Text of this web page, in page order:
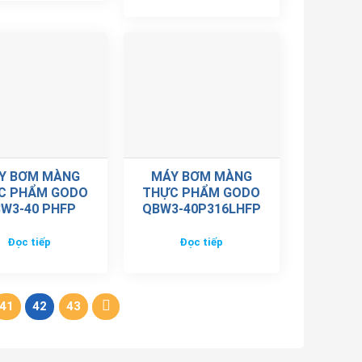
BƠM MÀNG
PHẨM GODO
40 PHFP
Đọc tiếp
MÁY BƠM MÀNG
THỰC PHẨM GODO
QBW3-40P316LHFP
Đọc tiếp
42 43